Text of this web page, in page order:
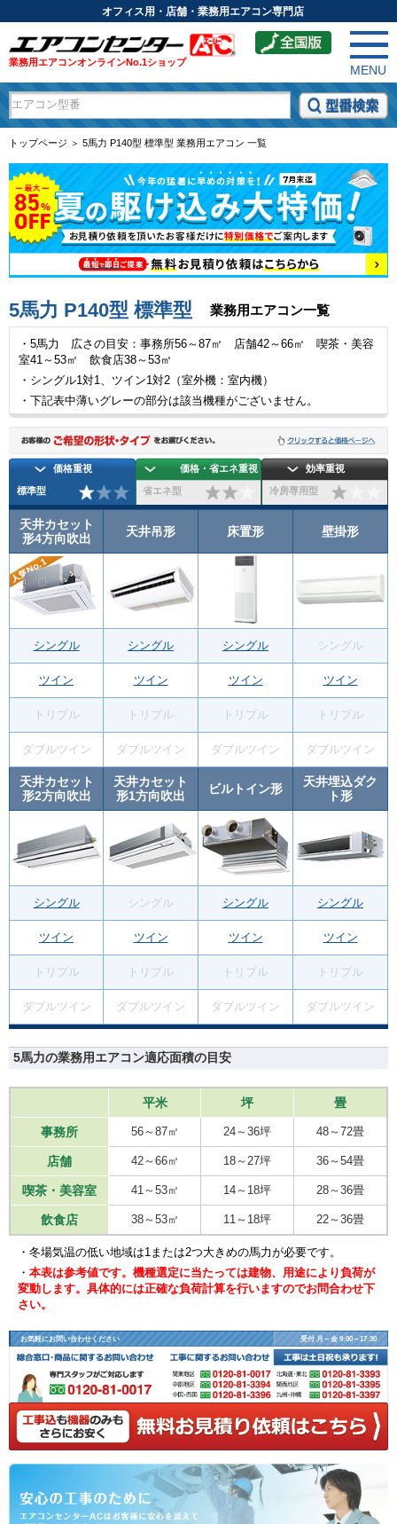
オフィス用・店舗・業務用エアコン専門店
業務用エアコンオンラインNo.1ショップ
MENU
トップページ ＞ 5馬力 P140型 標準型 業務用エアコン 一覧
5馬力 P140型 標準型 業務用エアコン一覧
・5馬力 広さの目安：事務所56～87㎡ 店舗42～66㎡ 喫茶・美容
室41～53㎡ 飲食店38～53㎡
・シングル1対1、ツイン1対2（室外機：室内機）
・下記表中薄いグレーの部分は該当機種がございません。
価格重視
標準型
価格・省エネ重視
省エネ型
効率重視
冷房専用型
天井カセット
形4方向吹出
天井吊形 床置形 壁掛形
シングル シングル シングル シングル
ツイン ツイン ツイン ツイン
トリプル トリプル トリプル トリプル
ダブルツイン ダブルツイン ダブルツイン ダブルツイン
天井カセット
形2方向吹出
天井カセット
形1方向吹出
ビルトイン形
天井埋込ダク
ト形
シングル シングル シングル シングル
ツイン ツイン ツイン ツイン
トリプル トリプル トリプル トリプル
ダブルツイン ダブルツイン ダブルツイン ダブルツイン
5馬力の業務用エアコン適応面積の目安
平米 坪 畳
事務所 56～87㎡ 24～36坪 48～72畳
店舗 42～66㎡ 18～27坪 36～54畳
喫茶・美容室 41～53㎡ 14～18坪 28～36畳
飲食店 38～53㎡ 11～18坪 22～36畳
・冬場気温の低い地域は1または2つ大きめの馬力が必要です。
・ 本表は参考値です。機種選定に当たっては建物、用途により負荷が
変動します。具体的には正確な負荷計算を行いますのでお問合わせ下
さい。
お気軽にお問い合わせください 受付 月～金 9:00～17:30